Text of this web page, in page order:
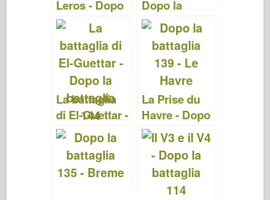
Leros - Dopo
la battaglia 90
Dopo la
battaglia
(After The
Battle SE)
La battaglia
di El-Guettar -
Dopo la
battaglia 144
La Prise du
Havre - Dopo
la battaglia
139 (After
The Battle
139)